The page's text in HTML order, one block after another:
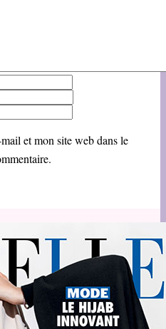
et mon site web dans le